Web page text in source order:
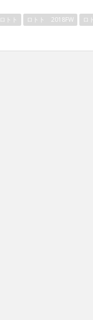
ロトト ロトト 2018FW ロ